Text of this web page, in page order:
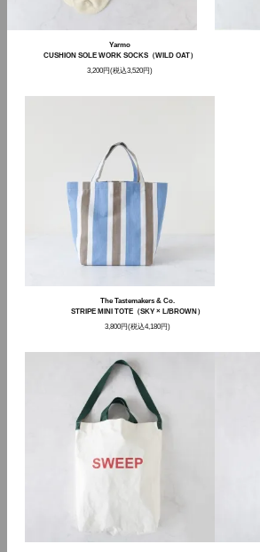
Yarmo
CUSHION SOLE WORK SOCKS（WILD OAT）
3,200円(税込3,520円)
The Tastemakers & Co.
STRIPE MINI TOTE（SKY × L/BROWN）
3,800円(税込4,180円)